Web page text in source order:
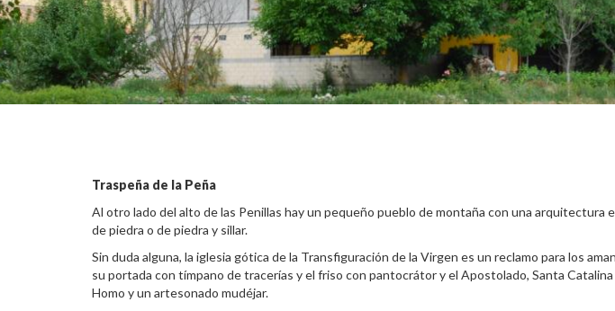
Traspeña de la Peña
Al otro lado del alto de las Penillas hay un pequeño pueblo de montaña con una
de piedra o de piedra y sillar.
Sin duda alguna, la iglesia gótica de la Transfiguración de la Virgen es un reclamo para los
su portada con tímpano de tracerías y el friso con pantocrátor y el Apostolado, Santa
Homo y un artesonado mudéjar.